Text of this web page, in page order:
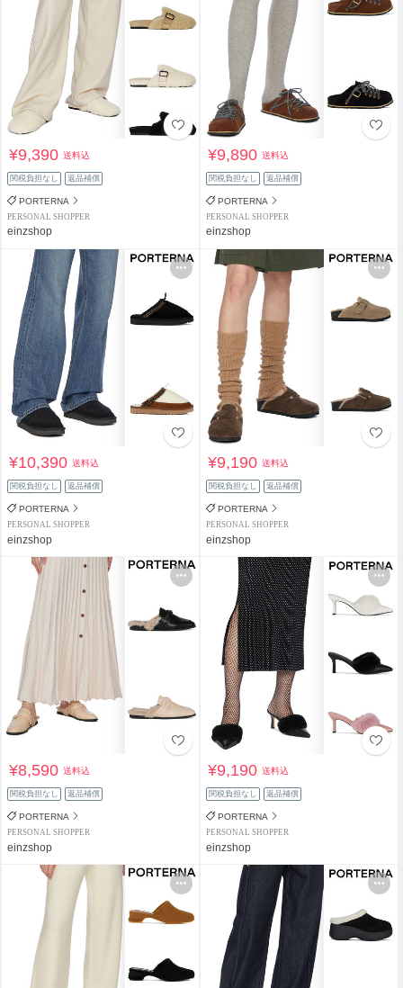
¥9,390送料込
関税負担なし 返品補償
PORTERNA
PERSONAL SHOPPER
einzshop
¥9,890送料込
関税負担なし 返品補償
PORTERNA
PERSONAL SHOPPER
einzshop
¥10,390送料込
関税負担なし 返品補償
PORTERNA
PERSONAL SHOPPER
einzshop
¥9,190送料込
関税負担なし 返品補償
PORTERNA
PERSONAL SHOPPER
einzshop
¥8,590送料込
関税負担なし 返品補償
PORTERNA
PERSONAL SHOPPER
einzshop
¥9,190送料込
関税負担なし 返品補償
PORTERNA
PERSONAL SHOPPER
einzshop